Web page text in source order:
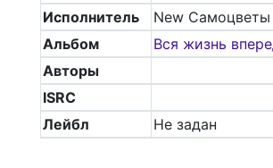
Исполнитель
New Самоцветы
Альбом
Вся жизнь
Авторы
ISRC
Лейбл
Не задан